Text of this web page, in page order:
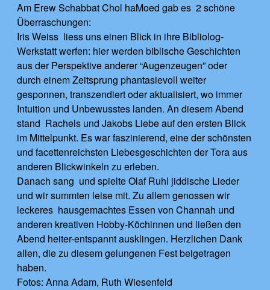
Am Erew Schabbat Chol haMoed gab es 2 schöne
Überraschungen:
Iris Weiss liess uns einen Blick in ihre Bibliolog-
Werkstatt werfen: hier werden biblische Geschichten
aus der Perspektive anderer “Augenzeugen” oder
durch einem Zeitsprung phantasievoll weiter
gesponnen, transzendiert oder aktualisiert, wo immer
Intuition und Unbewusstes landen. An diesem Abend
stand Rachels und Jakobs Liebe auf den ersten Blick
im Mittelpunkt. Es war faszinierend, eine der schönsten
und facettenreichsten Liebesgeschichten der Tora aus
anderen Blickwinkeln zu erleben.
Danach sang und spielte Olaf Ruhl jiddische Lieder
und wir summten leise mit. Zu allem genossen wir
leckeres hausgemachtes Essen von Channah und
anderen kreativen Hobby-Köchinnen und ließen den
Abend heiter-entspannt ausklingen. Herzlichen Dank
allen, die zu diesem gelungenen Fest beigetragen
haben.
Fotos: Anna Adam, Ruth Wiesenfeld